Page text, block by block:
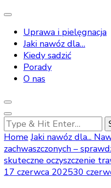
Uprawa i pielęgnacja
Jaki nawóz dla…
Kiedy sadzić
Porady
O nas
Looking
for
Something?
Home Jaki nawóz dla...
zachwaszczonych –
skuteczne oczyszczenie
17 czerwca 202530